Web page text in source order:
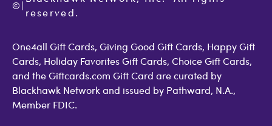
GiftCardMall Customers
Accessibility
Open Loop Consumer Disclosure
©|
reserved.
One4all Gift Cards, Giving Good Gift Cards, Happy Gift
Cards, Holiday Favorites Gift Cards, Choice Gift Cards,
and the Giftcards.com Gift Card are curated by
Blackhawk Network and issued by Pathward, N.A.,
Member FDIC.